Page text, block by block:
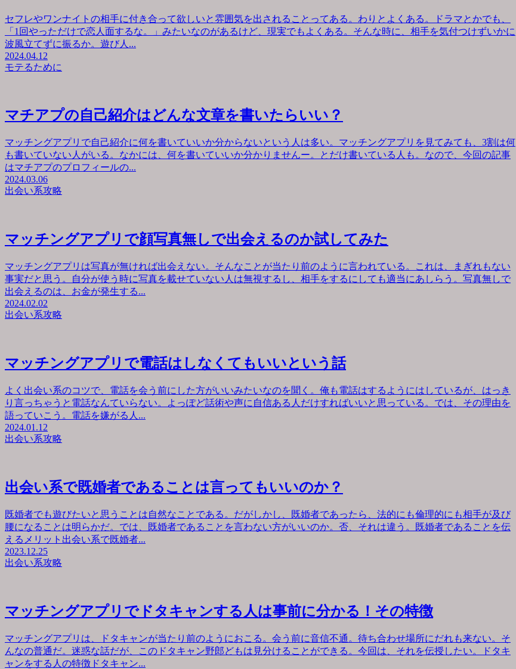
セフレやワンナイトの相手に付き合って欲しいと雰囲気を出されることってある。わりとよくある。ドラマとかでも、
「1回やっただけで恋人面するな。」みたいなのがあるけど、現実でもよくある。そんな時に、相手を気付つけずいかに
波風立てずに振るか。遊び人...
2024.04.12
モテるために
マチアプの自己紹介はどんな文章を書いたらいい？
マッチングアプリで自己紹介に何を書いていいか分からないという人は多い。マッチングアプリを見てみても、3割は何
も書いていない人がいる。なかには、何を書いていいか分かりませんー。とだけ書いている人も。なので、今回の記事
はマチアプのプロフィールの...
2024.03.06
出会い系攻略
マッチングアプリで顔写真無しで出会えるのか試してみた
マッチングアプリは写真が無ければ出会えない。そんなことが当たり前のように言われている。これは、まぎれもない
事実だと思う。自分が使う時に写真を載せていない人は無視するし、相手をするにしても適当にあしらう。写真無しで
出会えるのは、お金が発生する...
2024.02.02
出会い系攻略
マッチングアプリで電話はしなくてもいいという話
よく出会い系のコツで、電話を会う前にした方がいいみたいなのを聞く。俺も電話はするようにはしているが、はっき
り言っちゃうと電話なんていらない。よっぽど話術や声に自信ある人だけすればいいと思っている。では、その理由を
語っていこう。電話を嫌がる人...
2024.01.12
出会い系攻略
出会い系で既婚者であることは言ってもいいのか？
既婚者でも遊びたいと思うことは自然なことである。だがしかし、既婚者であったら、法的にも倫理的にも相手が及び
腰になることは明らかだ。では、既婚者であることを言わない方がいいのか。否、それは違う。既婚者であることを伝
えるメリット出会い系で既婚者...
2023.12.25
出会い系攻略
マッチングアプリでドタキャンする人は事前に分かる！その特徴
マッチングアプリは、ドタキャンが当たり前のようにおこる。会う前に音信不通。待ち合わせ場所にだれも来ない。そ
んなの普通だ。迷惑な話だが、このドタキャン野郎どもは見分けることができる。今回は、それを伝授したい。ドタキ
ャンをする人の特徴ドタキャン...